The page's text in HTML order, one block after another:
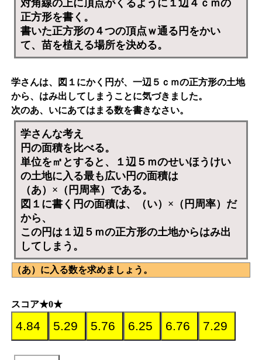
対角線の上に頂点がくるように１辺４ｃｍの
正方形を書く。
書いた正方形の４つの頂点ｗ通る円をかい
て、苗を植える場所を決める。
学さんは、図１にかく円が、一辺５ｃｍの正方形の土地
から、はみ出してしまうことに気づきました。
次のあ、 いにあてはまる数を書きなさい。
学さんな考え
円の面積を比べる。
単位を㎡とすると、１辺５ｍのせいほうけい
の土地に入る最も広い円の面積は
（あ）×（円周率）である。
図１に書く円の面積は、（い）×（円周率）だ
から、
この円は１辺５ｍの正方形の土地からはみ出
してしまう。
（あ）に入る数を求めましょう。
スコア★0★